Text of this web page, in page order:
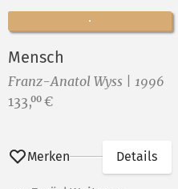
Mensch
Franz-Anatol Wyss | 1996
Preis:
133,00 €
Merken Details